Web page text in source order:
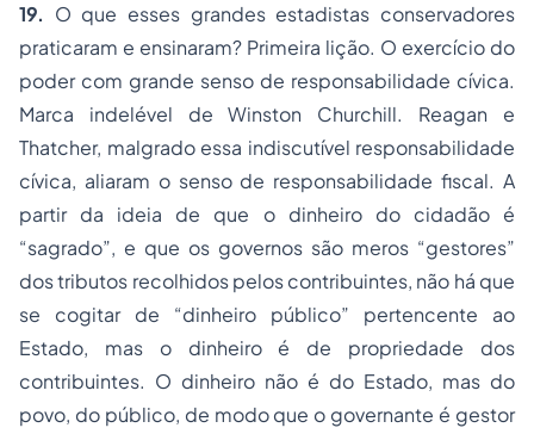
19. O que esses grandes estadistas conservadores
praticaram e ensinaram? Primeira lição. O exercício do
poder com grande senso de responsabilidade cívica.
Marca indelével de Winston Churchill. Reagan e
Thatcher, malgrado essa indiscutível responsabilidade
cívica, aliaram o senso de responsabilidade fiscal. A
partir da ideia de que o dinheiro do cidadão é
“sagrado”, e que os governos são meros “gestores”
dos tributos recolhidos pelos contribuintes, não há que
se cogitar de “dinheiro público” pertencente ao
Estado, mas o dinheiro é de propriedade dos
contribuintes. O dinheiro não é do Estado, mas do
povo, do público, de modo que o governante é gestor